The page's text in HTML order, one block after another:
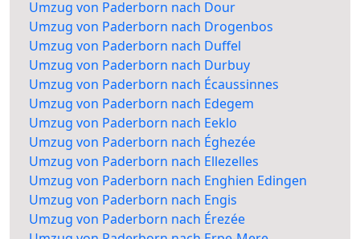
Umzug von Paderborn nach Dour
Umzug von Paderborn nach Drogenbos
Umzug von Paderborn nach Duffel
Umzug von Paderborn nach Durbuy
Umzug von Paderborn nach Écaussinnes
Umzug von Paderborn nach Edegem
Umzug von Paderborn nach Eeklo
Umzug von Paderborn nach Éghezée
Umzug von Paderborn nach Ellezelles
Umzug von Paderborn nach Enghien Edingen
Umzug von Paderborn nach Engis
Umzug von Paderborn nach Érezée